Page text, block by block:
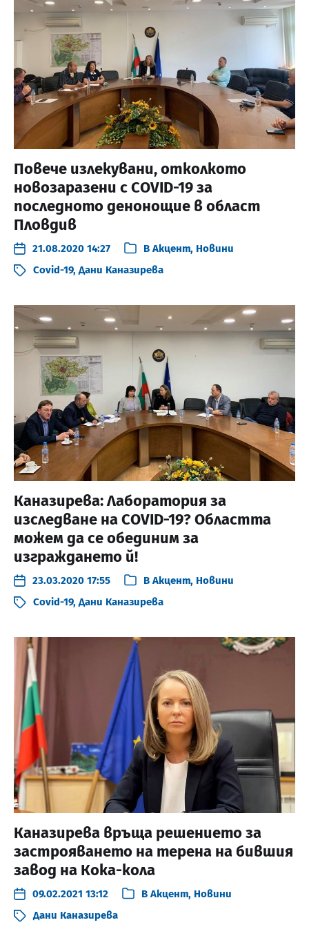
Повече излекувани, отколкото
новозаразени с COVID-19 за
последното денонощие в област
Пловдив
21.08.2020 14:27 В Акцент, Новини
Covid-19,Дани Каназирева
Каназирева: Лаборатория за
изследване на COVID-19? Областта
можем да се обединим за
изграждането й!
23.03.2020 17:55 В Акцент, Новини
Covid-19,Дани Каназирева
Каназирева връща решението за
застрояването на терена на бившия
завод на Кока-кола
09.02.2021 13:12 В Акцент, Новини
Дани Каназирева